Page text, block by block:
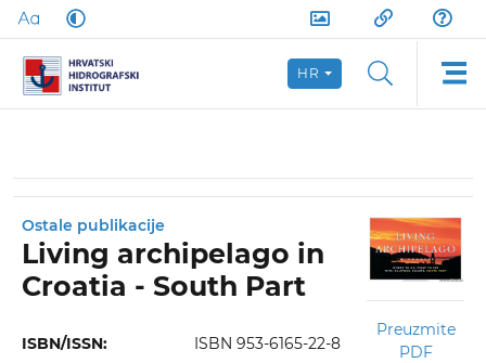
HR
Ostale publikacije
Living archipelago in
Croatia - South Part
ISBN/ISSN:
ISBN 953-6165-22-8
Preuzmite
PDF